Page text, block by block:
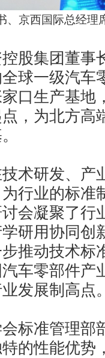
、京西国际总经理
股集团董事
球一级汽车
口生产基地
，为北方高
术研发、产
行业的标准
会凝聚了行
研用协同创
推动技术标
车零部件产
发展制高点
标准管理部
的性能优势